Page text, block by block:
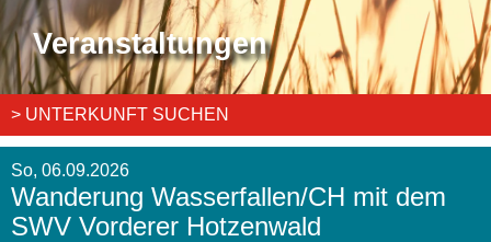
Veranstaltungen
> UNTERKUNFT SUCHEN
So, 06.09.2026
Wanderung Wasserfallen/CH mit dem
SWV Vorderer Hotzenwald